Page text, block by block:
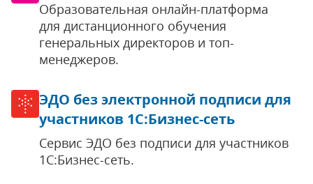
Образовательная онлайн-платформа
для дистанционного обучения
генеральных директоров и топ-
менеджеров.
ЭДО без электронной подписи для
участников 1С:Бизнес-сеть
Сервис ЭДО без подписи для участников
1С:Бизнес-сеть.